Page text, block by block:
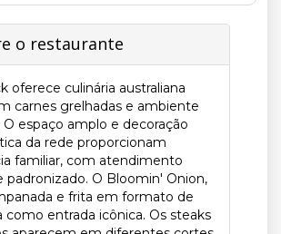
o restaurante
oferece culinária australiana
carnes grelhadas e ambiente
espaço amplo e decoração
da rede proporcionam
familiar, com atendimento
padronizado. O Bloomin' Onion,
e frita em formato de
como entrada icônica. Os steaks